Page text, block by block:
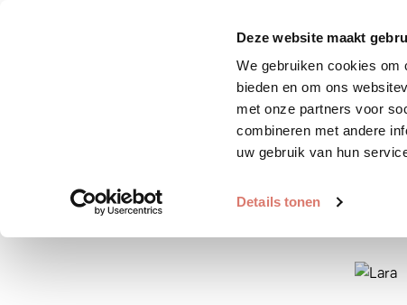
Deze website maakt
We gebruiken cookies om
bieden en om ons
met onze partners voor
combineren met andere
uw gebruik van hun
Details tonen
Zoek huisdier Plaats